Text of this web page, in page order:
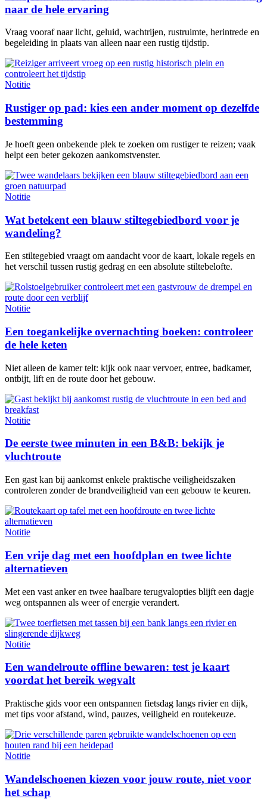
naar de hele ervaring
Vraag vooraf naar licht, geluid, wachtrijen, rustruimte, herintrede en
begeleiding in plaats van alleen naar een rustig tijdstip.
Notitie
Rustiger op pad: kies een ander moment op dezelfde
bestemming
Je hoeft geen onbekende plek te zoeken om rustiger te reizen; vaak
helpt een beter gekozen aankomstvenster.
Notitie
Wat betekent een blauw stiltegebiedbord voor je
wandeling?
Een stiltegebied vraagt om aandacht voor de kaart, lokale regels en
het verschil tussen rustig gedrag en een absolute stiltebelofte.
Notitie
Een toegankelijke overnachting boeken: controleer
de hele keten
Niet alleen de kamer telt: kijk ook naar vervoer, entree, badkamer,
ontbijt, lift en de route door het gebouw.
Notitie
De eerste twee minuten in een B&B: bekijk je
vluchtroute
Een gast kan bij aankomst enkele praktische veiligheidszaken
controleren zonder de brandveiligheid van een gebouw te keuren.
Notitie
Een vrije dag met een hoofdplan en twee lichte
alternatieven
Met een vast anker en twee haalbare terugvalopties blijft een dagje
weg ontspannen als weer of energie verandert.
Notitie
Een wandelroute offline bewaren: test je kaart
voordat het bereik wegvalt
Praktische gids voor een ontspannen fietsdag langs rivier en dijk,
met tips voor afstand, wind, pauzes, veiligheid en routekeuze.
Notitie
Wandelschoenen kiezen voor jouw route, niet voor
het schap